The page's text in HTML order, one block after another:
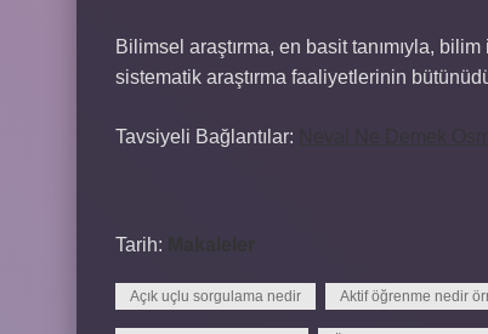
Bilimsel araştırma, en basit tanımıyla,
sistematik araştırma faaliyetlerinin
Tavsiyeli Bağlantılar: Neval Ne Demek
Tarih: Makaleler
Açık uçlu sorgulama nedir Aktif öğrenme nedir